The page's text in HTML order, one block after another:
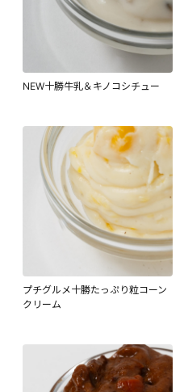
NEW十勝牛乳＆キノコシチュー
プチグルメ十勝たっぷり粒コーン
クリーム